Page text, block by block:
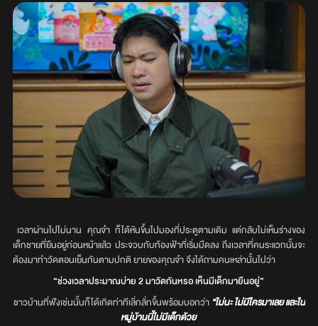
เวลาผ่านไปไม่นาน คุณจ๋า ก็ได้หันขึ้นไปมองที่ประตูตามเดิม แต่กลับไม่เห็นร่างของ
เด็กชายที่ยืนอยู่ก่อนหน้าแล้ว ประจวบกับท้องฟ้าที่เริ่มมืดลง ถึงเวลาที่คนระแวกนั้นจะ
ต้องมาทำวัดตอนเย็นกันตามปกติ ยายของคุณจ๋า จึงได้ถามคนเหล่านั้นไปว่า
“ช่วงเวลาประมาณบ่าย 2 มาวัดกันหรอ เห็นมีเด็กมายืนอยู่”
ชาวบ้านที่ฟังเช่นนั้นก็ได้เกิดท่าทีเลิ่กลั่กขึ้นพร้อมบอกว่า “ไม่นะ ไม่มีใครมาเลย และใน
หมู่บ้านนี้ไม่มีเด็กด้วย